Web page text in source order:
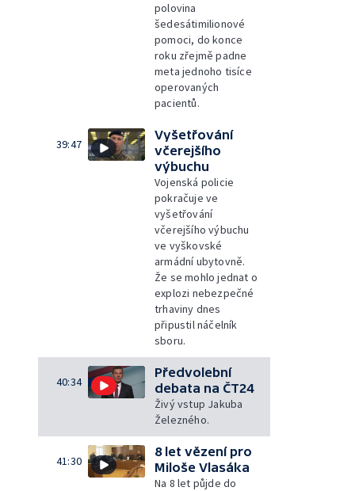
polovina
šedesátimilionové
pomoci, do konce
roku zřejmě padne
meta jednoho tisíce
operovaných
pacientů.
39:47
Vyšetřování
včerejšího
výbuchu
Vojenská policie
pokračuje ve
vyšetřování
včerejšího výbuchu
ve vyškovské
armádní ubytovně.
Že se mohlo jednat o
explozi nebezpečné
trhaviny dnes
připustil náčelník
sboru.
40:34
Předvolební
debata na ČT24
Živý vstup Jakuba
Železného.
41:30
8 let vězení pro
Miloše Vlasáka
Na 8 let půjde do